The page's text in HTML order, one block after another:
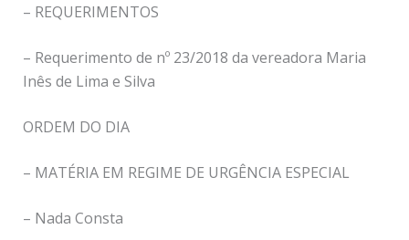
– REQUERIMENTOS
– Requerimento de nº 23/2018 da vereadora Maria
Inês de Lima e Silva
ORDEM DO DIA
– MATÉRIA EM REGIME DE URGÊNCIA ESPECIAL
– Nada Consta